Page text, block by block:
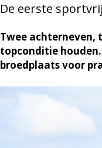
De eerste
Twee achterneven,
topconditie
broedplaats voor